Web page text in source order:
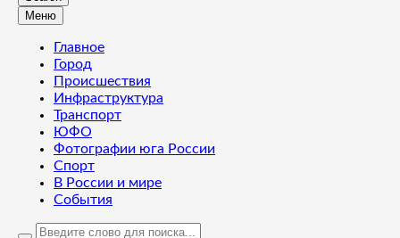
Меню
Главное
Город
Происшествия
Инфраструктура
Транспорт
ЮФО
Фотографии юга России
Спорт
В России и мире
События